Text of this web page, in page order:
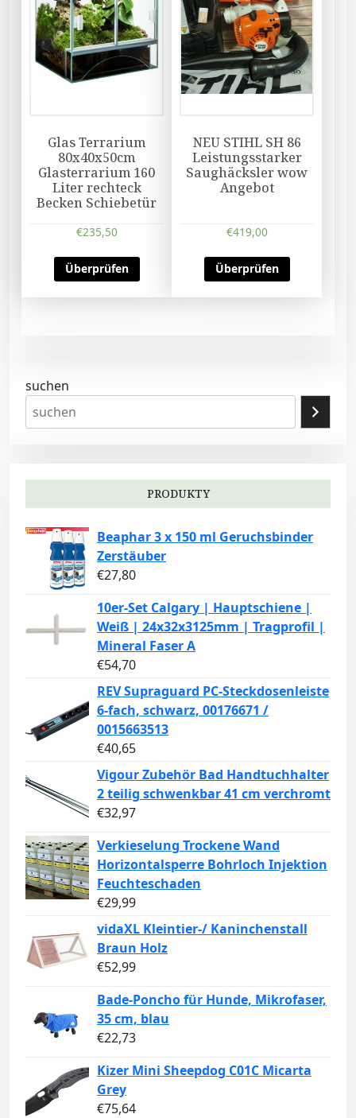
Glas Terrarium
80x40x50cm
Glasterrarium 160
Liter rechteck
Becken Schiebetür
€235,50
Überprüfen
NEU STIHL SH 86
Leistungsstarker
Saughäcksler wow
Angebot
€419,00
Überprüfen
suchen
PRODUKTY
Beaphar 3 x 150 ml Geruchsbinder
Zerstäuber
€27,80
10er-Set Calgary | Hauptschiene |
Weiß | 24x32x3125mm | Tragprofil |
Mineral Faser A
€54,70
REV Supraguard PC-Steckdosenleiste
6-fach, schwarz, 00176671 /
0015663513
€40,65
Vigour Zubehör Bad Handtuchhalter
2 teilig schwenkbar 41 cm verchromt
€32,97
Verkieselung Trockene Wand
Horizontalsperre Bohrloch Injektion
Feuchteschaden
€29,99
vidaXL Kleintier-/ Kaninchenstall
Braun Holz
€52,99
Bade-Poncho für Hunde, Mikrofaser,
35 cm, blau
€22,73
Kizer Mini Sheepdog C01C Micarta
Grey
€75,64